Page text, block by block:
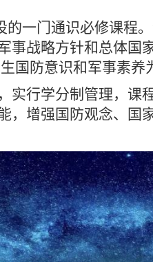
一门通识必修课程
事战略方针和总体
国防意识和军事素养
实行学分制管理，
，增强国防观念、国